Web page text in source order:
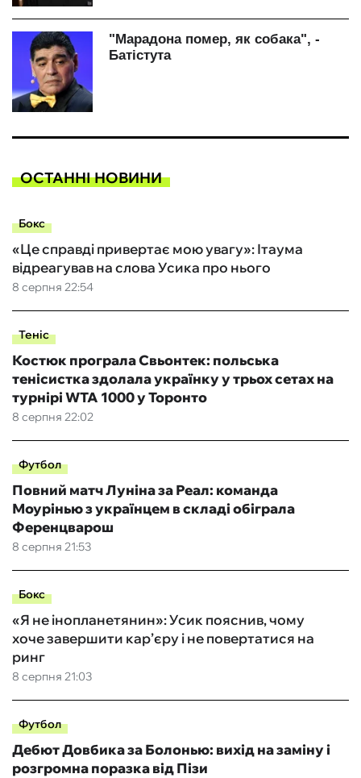
ОСТАННІ НОВИНИ
Бокс
8 серпня 22:54
«Це справді привертає мою увагу»: Ітаума
відреагував на слова Усика про нього
Теніс
8 серпня 22:02
Костюк програла Свьонтек: польська
тенісистка здолала українку у трьох сетах на
турнірі WTA 1000 у Торонто
Футбол
8 серпня 21:53
Повний матч Луніна за Реал: команда
Моурінью з українцем в складі обіграла
Ференцварош
Бокс
8 серпня 21:03
«Я не інопланетянин»: Усик пояснив, чому
хоче завершити кар’єру і не повертатися на
ринг
Футбол
Дебют Довбика за Болонью: вихід на заміну і
розгромна поразка від Пізи